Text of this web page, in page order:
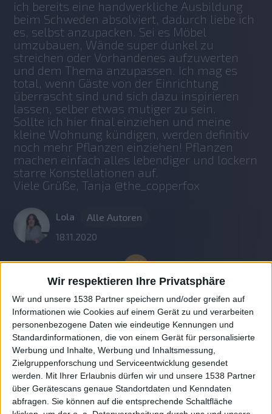
Wir respektieren Ihre Privatsphäre
Wir und unsere 1538 Partner speichern und/oder greifen auf
Informationen wie Cookies auf einem Gerät zu und verarbeiten
personenbezogene Daten wie eindeutige Kennungen und
Standardinformationen, die von einem Gerät für personalisierte
Werbung und Inhalte, Werbung und Inhaltsmessung,
Zielgruppenforschung und Serviceentwicklung gesendet
werden.
Mit Ihrer Erlaubnis dürfen wir und unsere 1538 Partner
über Gerätescans genaue Standortdaten und Kenndaten
abfragen. Sie können auf die entsprechende Schaltfläche
ich bereits eine handwerkliche Ausbildung
beim Schweden absolviert, dadurch liebe ich
es, selbst anzupacken. Sei es Möbel
umzubauen, Wände super dunkel zu
streichen oder Vorhandenes aufzuwerten
und dem Thema anzupassen. Ich mag es
total, wenn Gäste von der Einrichtung
überrascht sind und sich dazu inspirieren
lassen, selber etwas mutiger zu sein.
Sollte ich hier final einziehen und meine
kleine Wohnung kündigen, werden definitiv
noch mehr Pflanzen einziehen! Pflanzen
machen einfach alles lebendiger und lockern
starre Konstellationen auf.
Viele Grüße, Tanja @the_copperfox
Lola
Alle Autoren
18.11.2020
Auf DESMONDO findet Ihr Inspirationen für
individuelles, gemütliches und intelligentes Wohnen,
die aktuellsten Einrichtungstrends und Informatives zu